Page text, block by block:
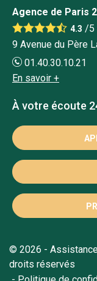
Agence de Paris
4.3 /5
9 Avenue du Père
01.40.30.10.21
En savoir +
À votre écoute
© 2026 -
droits réservés